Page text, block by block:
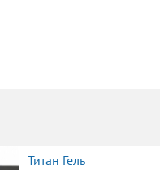
Титан Гель